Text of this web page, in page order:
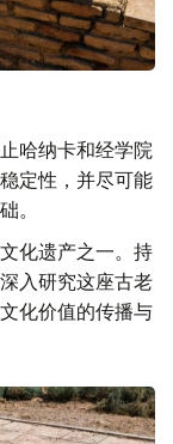
哈纳卡和经学院
定性，并尽可能
。
化遗产之一。持
入研究这座古老
化价值的传播与